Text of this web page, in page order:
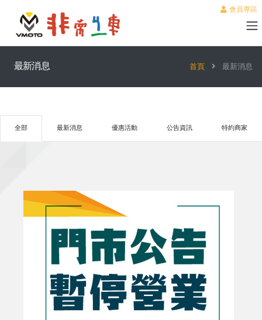
會員專區
最新消息 首頁 最新消息
全部 最新消息 優惠活動 公告資訊 特約商家